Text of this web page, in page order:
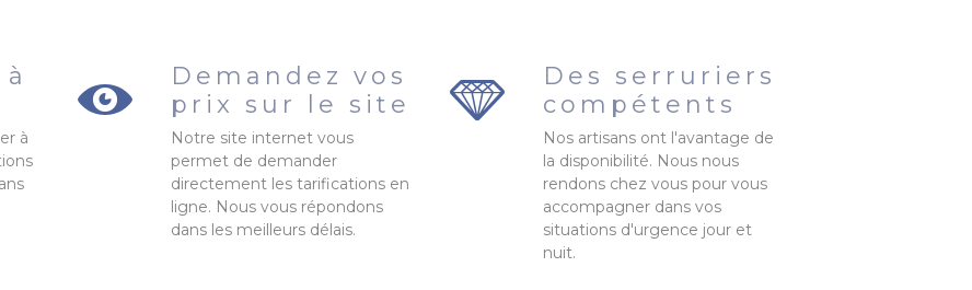
à
Demandez vos
prix sur le site
Notre site internet vous
permet de demander
directement les tarifications en
ligne. Nous vous répondons
dans les meilleurs délais.
Des serruriers
compétents
Nos artisans ont l'avantage de
la disponibilité. Nous nous
rendons chez vous pour vous
accompagner dans vos
situations d'urgence jour et
nuit.